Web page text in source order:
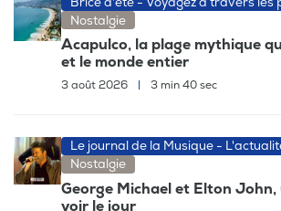
Nostalgie
Acapulco, la plage mythique
et le monde entier
3 août 2026 3 min 40 sec
Le journal de la Musique -
Nostalgie
George Michael et Elton
voir le jour